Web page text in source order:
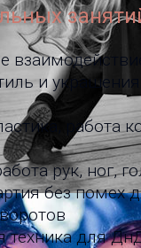
набережная,
взаимодействие
и украшения
работа
рук, ног,
без помех
техника для